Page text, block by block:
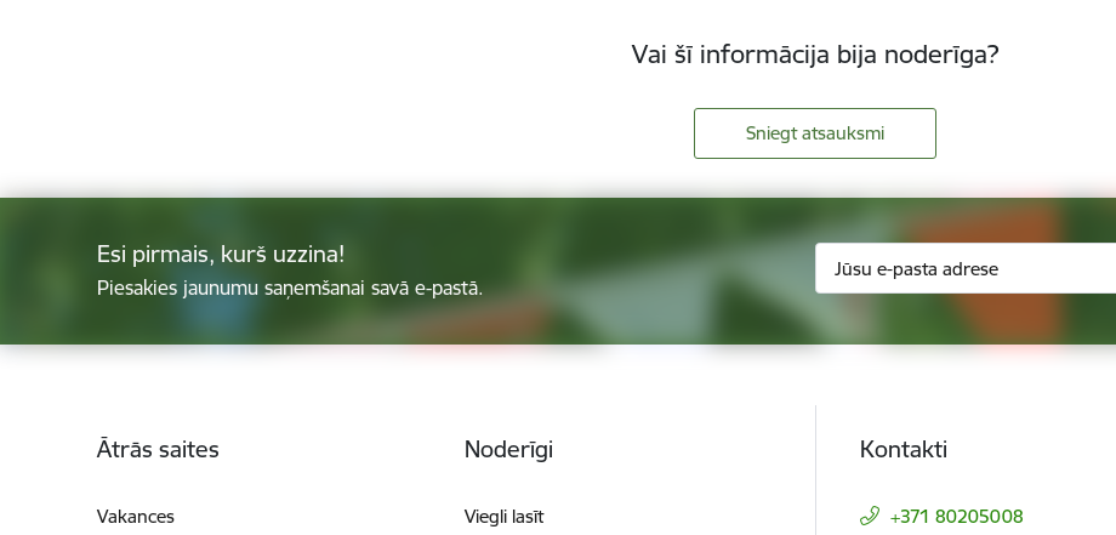
Vai šī informācija bija noderīga?
Sniegt atsauksmi
Esi pirmais, kurš uzzina!
Piesakies jaunumu saņemšanai savā e-pastā.
Ātrās saites
Vakances
Noderīgi
Viegli lasīt
Kontakti
+371 80205008